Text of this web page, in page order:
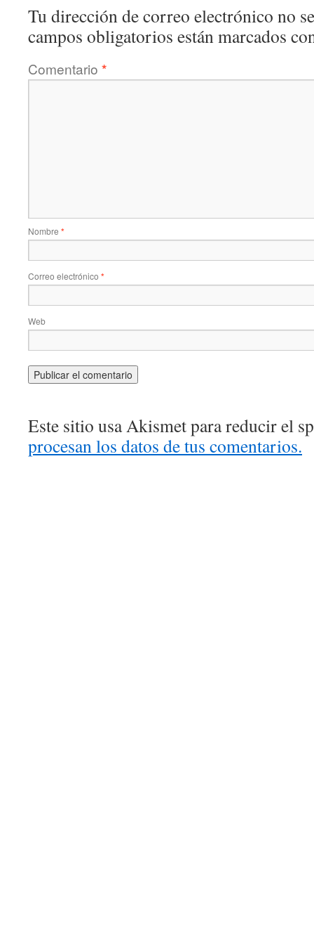
Tu dirección de correo electrónico no
campos obligatorios están marcados
Comentario *
Nombre *
Correo electrónico *
Web
Este sitio usa Akismet para reducir el
procesan los datos de tus comentarios.